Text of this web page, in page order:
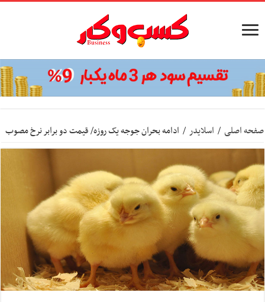
صفحه اصلی / اسلایدر / ادامه بحران جوجه یک روزه/ قیمت دو برابر نرخ مصوب